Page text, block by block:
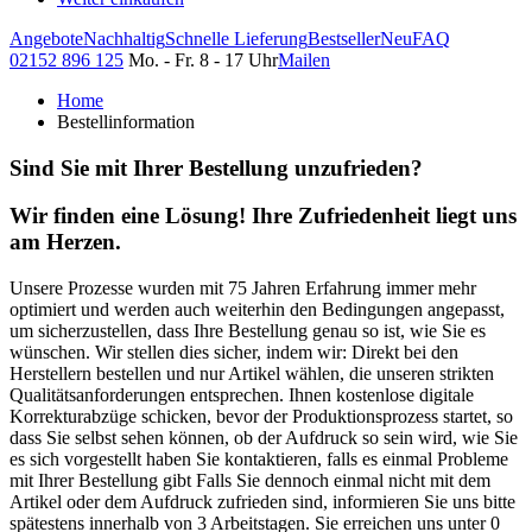
AngeboteNachhaltigSchnelle LieferungBestsellerNeuFAQ
02152 896 125 Mo. - Fr. 8 - 17 UhrMailen
Home
Bestellinformation
Sind Sie mit Ihrer Bestellung unzufrieden?
Wir finden eine Lösung! Ihre Zufriedenheit liegt uns
am Herzen.
Unsere Prozesse wurden mit 75 Jahren Erfahrung immer mehr
optimiert und werden auch weiterhin den Bedingungen angepasst,
um sicherzustellen, dass Ihre Bestellung genau so ist, wie Sie es
wünschen. Wir stellen dies sicher, indem wir: Direkt bei den
Herstellern bestellen und nur Artikel wählen, die unseren strikten
Qualitätsanforderungen entsprechen. Ihnen kostenlose digitale
Korrekturabzüge schicken, bevor der Produktionsprozess startet, so
dass Sie selbst sehen können, ob der Aufdruck so sein wird, wie Sie
es sich vorgestellt haben Sie kontaktieren, falls es einmal Probleme
mit Ihrer Bestellung gibt Falls Sie dennoch einmal nicht mit dem
Artikel oder dem Aufdruck zufrieden sind, informieren Sie uns bitte
spätestens innerhalb von 3 Arbeitstagen. Sie erreichen uns unter 0